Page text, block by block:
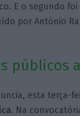
E o segundo
por António
públicos
esta terça-
. Na